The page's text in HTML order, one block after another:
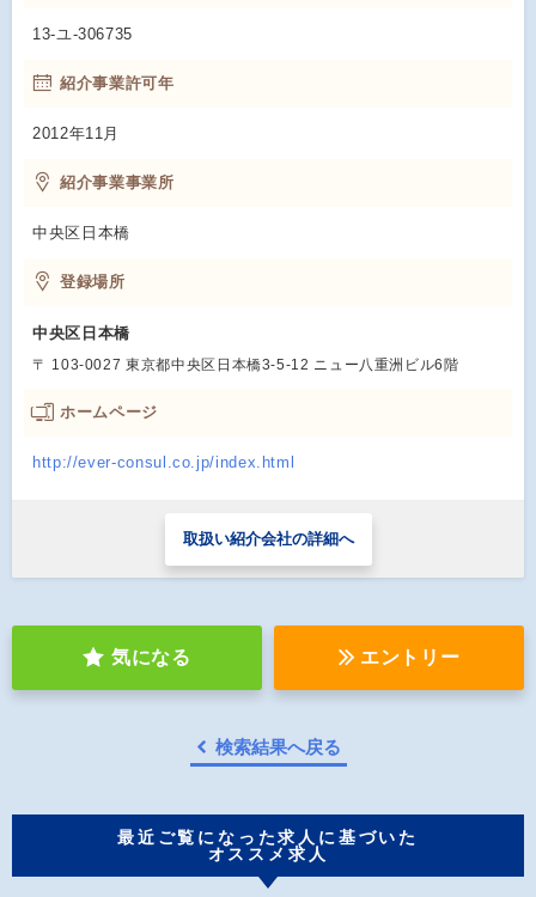
13-ユ-306735
紹介事業許可年
2012年11月
紹介事業事業所
中央区日本橋
登録場所
中央区日本橋
〒 103-0027 東京都中央区日本橋3-5-12 ニュー八重洲ビル6階
ホームページ
http://ever-consul.co.jp/index.html
取扱い紹介会社の詳細へ
気になる エントリー
検索結果へ戻る
最近ご覧になった求人に基づいた
オススメ求人